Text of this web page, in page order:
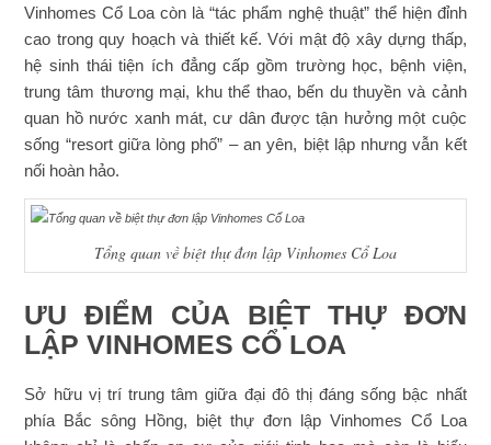
Vinhomes Cổ Loa còn là “tác phẩm nghệ thuật” thể hiện đỉnh
cao trong quy hoạch và thiết kế. Với mật độ xây dựng thấp,
hệ sinh thái tiện ích đẳng cấp gồm trường học, bệnh viện,
trung tâm thương mại, khu thể thao, bến du thuyền và cảnh
quan hồ nước xanh mát, cư dân được tận hưởng một cuộc
sống “resort giữa lòng phố” – an yên, biệt lập nhưng vẫn kết
nối hoàn hảo.
Tổng quan về biệt thự đơn lập Vinhomes Cổ Loa
ƯU ĐIỂM CỦA BIỆT THỰ ĐƠN
LẬP VINHOMES CỔ LOA
Sở hữu vị trí trung tâm giữa đại đô thị đáng sống bậc nhất
phía Bắc sông Hồng, biệt thự đơn lập Vinhomes Cổ Loa